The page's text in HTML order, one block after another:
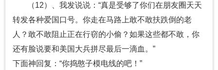
（12）、我发说说：“真是受够了你们在朋友圈天天
转发各种爱国口号。你走在马路上敢不敢扶跌倒的老
人？敢不敢阻止正在行窃的小偷？如果这些都不敢，你
还有脸说要和美国大兵拼尽最后一滴血。”
下面神回复：“你捣憨子模电线的吧！”